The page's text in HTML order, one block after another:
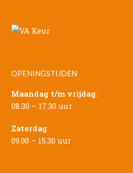
OPENINGSTIJDEN
Maandag t/m vrijdag:
08.30 – 17.30 uur
Zaterdag:
09.00 – 15.30 uur